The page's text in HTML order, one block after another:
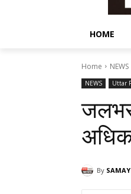
HOME
Home NEWS
NEWS Uttar
By